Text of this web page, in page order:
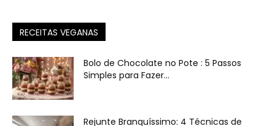
RECEITAS VEGANAS
Bolo de Chocolate no Pote : 5 Passos
Simples para Fazer...
Rejunte Branquíssimo: 4 Técnicas de